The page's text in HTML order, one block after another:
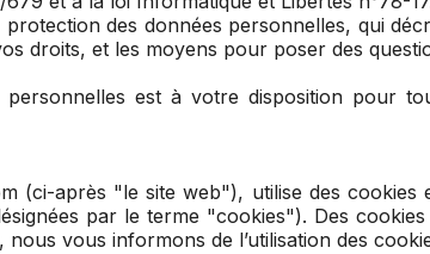
des données personnelles, qui
droits, et les moyens pour poser des
est à votre disposition pour
(ci-après "le site web"), utilise des cookies
par le terme "cookies"). Des
vous informons de l’utilisation des